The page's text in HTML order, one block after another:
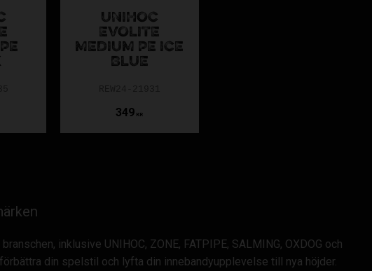
UNIHOC
EVOLITE
MEDIUM PE ICE
BLUE
349 KR
inklusive UNIHOC, ZONE, FATPIPE, SALMING, OXDOG och
din spelstil och lyfta din innebandyupplevelse till nya höjder.